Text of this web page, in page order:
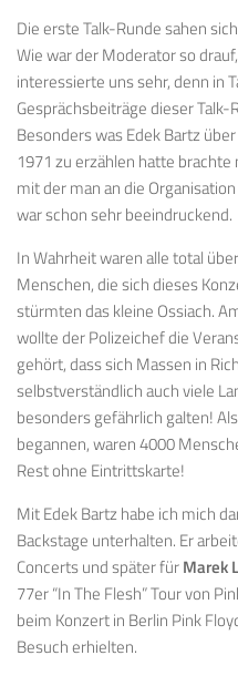
Die erste Talk-Runde sahen
Wie war der Moderator so
interessierte uns sehr, denn in
Gesprächsbeiträge dieser
Besonders was Edek Bartz
1971 zu erzählen hatte
mit der man an die
war schon sehr beeindruckend.
In Wahrheit waren alle total
Menschen, die sich dieses
stürmten das kleine Ossiach.
wollte der Polizeichef die
gehört, dass sich Massen in
selbstverständlich auch viele
besonders gefährlich galten!
begannen, waren 4000
Rest ohne Eintrittskarte!
Mit Edek Bartz habe ich mich
Backstage unterhalten. Er
Concerts und später fürMarek
77er “In The Flesh” Tour von
beim Konzert in Berlin Pink
Besuch erhielten.